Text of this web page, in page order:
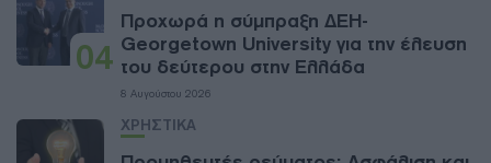
04
Προχωρά η σύμπραξη ΔΕΗ-
Georgetown University για την έλευση
του δεύτερου στην Ελλάδα
8 Αυγούστου 2026
ΧΡΗΣΤΙΚΑ